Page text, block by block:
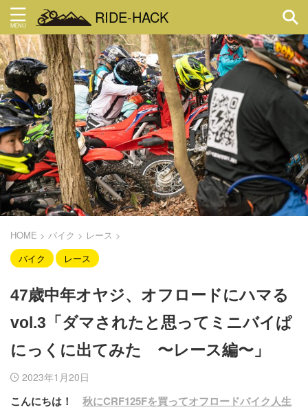
RIDE-HACK
HOME > バイク > レース >
バイク
レース
47歳中年オヤジ、オフロードにハマる
vol.3「ダマされたと思ってミニバイぱ
にっくに出てみた 〜レース編〜」
2023年1月20日
こんにちは！ 秋にCRF125Fを買ってオフロードバイク人生